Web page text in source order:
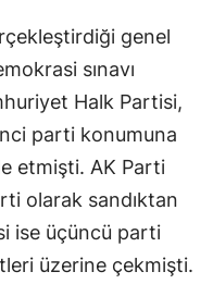
genel
sınavı
Halk Partisi,
parti konumuna
etmişti. AK Parti
olarak sandıktan
ise üçüncü parti
üzerine çekmişti.